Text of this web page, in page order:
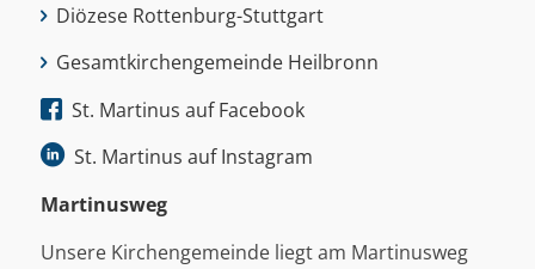
Diözese Rottenburg-Stuttgart
Gesamtkirchengemeinde Heilbronn
St. Martinus auf Facebook
St. Martinus auf Instagram
Martinus­weg
Unsere Kirchengemeinde liegt am Martinusweg